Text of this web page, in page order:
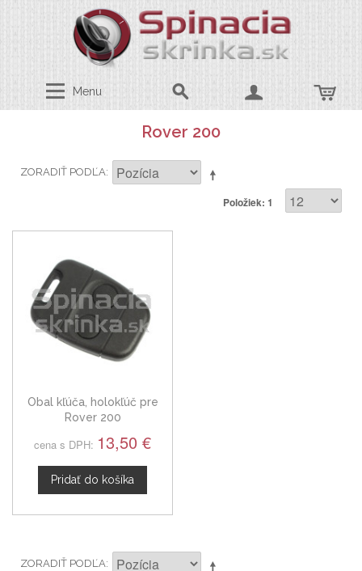
Menu
Rover 200
ZORADIŤ PODĽA
Položiek: 1
Obal kľúča, holokľúč pre
Rover 200
cena s DPH: 13,50 €
Pridať do košíka
ZORADIŤ PODĽA